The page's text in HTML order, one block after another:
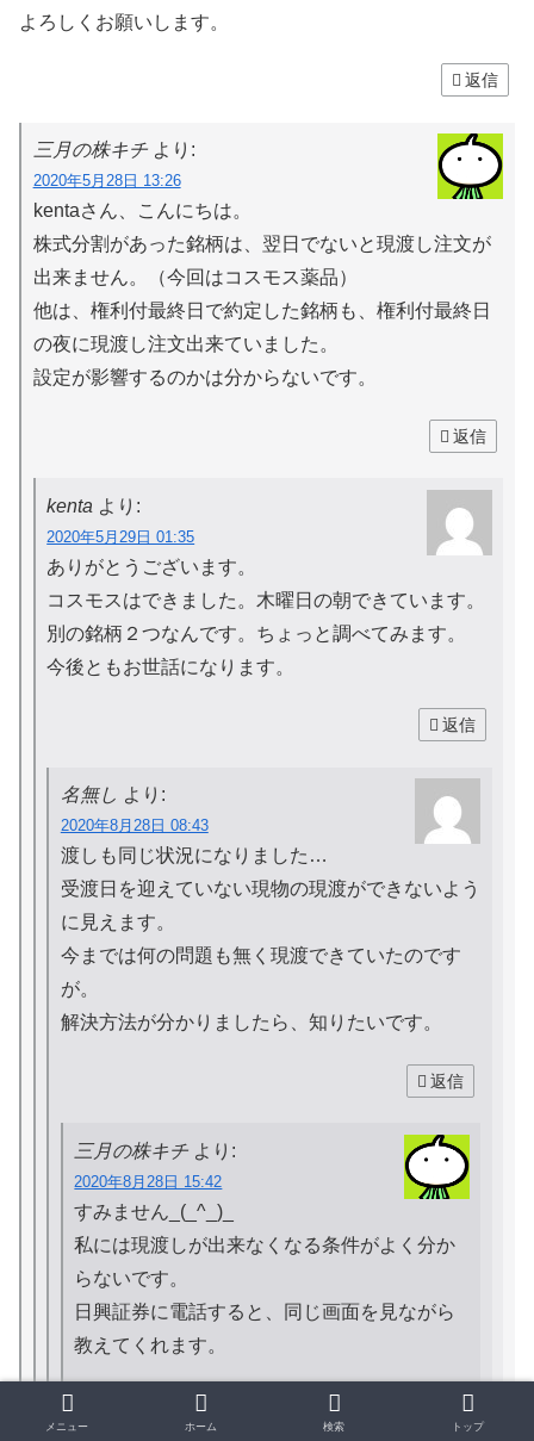
よろしくお願いします。
返信
三月の株キチ より:
2020年5月28日 13:26
kentaさん、こんにちは。
株式分割があった銘柄は、翌日でないと現渡し注文が
出来ません。（今回はコスモス薬品）
他は、権利付最終日で約定した銘柄も、権利付最終日
の夜に現渡し注文出来ていました。
設定が影響するのかは分からないです。
返信
kenta より:
2020年5月29日 01:35
ありがとうございます。
コスモスはできました。木曜日の朝できています。
別の銘柄２つなんです。ちょっと調べてみます。
今後ともお世話になります。
返信
名無し より:
2020年8月28日 08:43
渡しも同じ状況になりました…
受渡日を迎えていない現物の現渡ができないよう
に見えます。
今までは何の問題も無く現渡できていたのです
が。
解決方法が分かりましたら、知りたいです。
返信
三月の株キチ より:
2020年8月28日 15:42
すみません_(_^_)_
私には現渡しが出来なくなる条件がよく分か
らないです。
日興証券に電話すると、同じ画面を見ながら
教えてくれます。
メニュー ホーム 検索 トップ